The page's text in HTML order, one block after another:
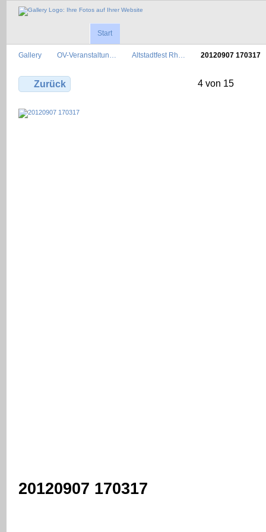
Start
Gallery OV-Veranstaltun… Altstadtfest Rh… 20120907 170317
Zurück 4 von 15
20120907 170317